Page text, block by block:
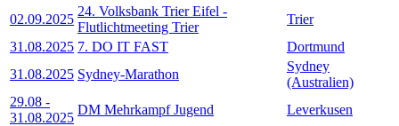
02.09.2025
24. Volksbank Trier Eifel -
Flutlichtmeeting Trier
Trier
31.08.2025 7. DO IT FAST
Dortmund
31.08.2025 Sydney-Marathon
Sydney
(Australien)
29.08 -
31.08.2025
DM Mehrkampf Jugend
Leverkusen